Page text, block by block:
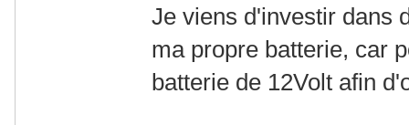
Je viens d'investir dans
ma propre batterie, car
batterie de 12Volt afin